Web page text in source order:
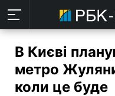
В Києві
метро
коли це буде